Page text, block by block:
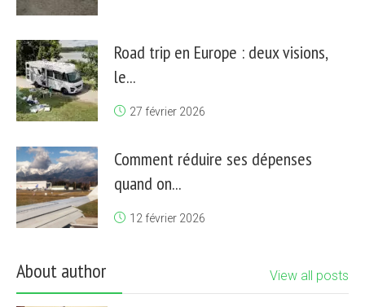
Road trip en Europe : deux visions,
le...
27 février 2026
Comment réduire ses dépenses
quand on...
12 février 2026
About author View all posts